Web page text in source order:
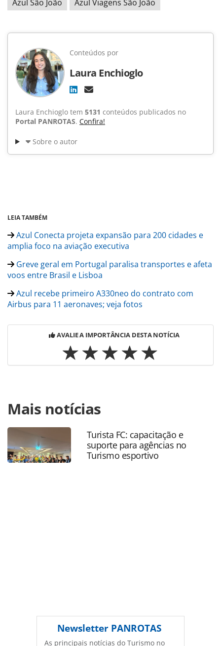
Azul São João Azul Viagens São João
Conteúdos por
Laura Enchioglo
Laura Enchioglo tem 5131 conteúdos publicados no
Portal PANROTAS. Confira!
Sobre o autor
LEIA TAMBÉM
Azul Conecta projeta expansão para 200 cidades e
amplia foco na aviação executiva
Greve geral em Portugal paralisa transportes e afeta
voos entre Brasil e Lisboa
Azul recebe primeiro A330neo do contrato com
Airbus para 11 aeronaves; veja fotos
AVALIE A IMPORTÂNCIA DESTA NOTÍCIA
https://www.panrotas.com.br/aviacao/empresas/2026/06/
lanca-campanha-de-sao-joao-com-patrocinio-a-caruaru-pe-
e-campina-grande-pb_229073.html ou as ferramentas
oferecidas na página. Todo o conteúdo produzido pela
PANROTAS Editora é protegido pela legislação brasileira
sobre direito autoral. Não reproduza o conteúdo sem
Mais notícias
Turista FC: capacitação e
suporte para agências no
Turismo esportivo
Newsletter PANROTAS
As principais notícias do Turismo no